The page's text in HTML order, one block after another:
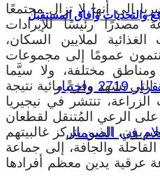
والتحديات وآفاق المستقبل
إلى أنها لا تزال مجتمعًا
مصدرًا رئيسًا للإيرادات
الغذائية لملايين السكان،
عمومًا إلى مجموعات
مختلفة، ولا سيَّما
تشهد وفرةً مائية نتيجة
تنتشر في نيجيريا
على الرعي المُتنقل لقطعان
الذين يتركز غالبيتهم
والجافة، إلى جماعة
عرقية يدين معظم أفرادها